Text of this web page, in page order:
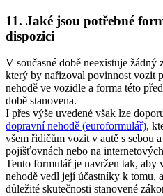
11. Jaké jsou potřebné
dispozici
V současné době neexistuje žádný
který by nařizoval povinnost vozit
nehodě ve vozidle a forma této
době stanovena.
I přes výše uvedené však lze
dopravní nehodě (euroformulář),
všem řidičům vozit v autě s sebou
pojišťovnách nebo na
Tento formulář je navržen tak,
nehodě vedl její účastníky k tomu,
důležité skutečnosti stanovené